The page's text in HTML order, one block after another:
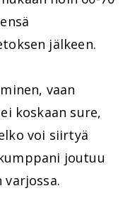
jälkeen.
vaan
koskaan sure,
voi siirtyä
joutuu
varjossa.